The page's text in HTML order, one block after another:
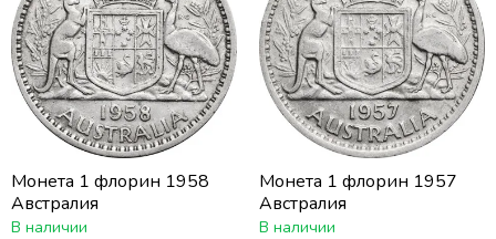
Монета 1 флорин 1958
Австралия
В наличии
Монета 1 флорин 1957
Австралия
В наличии